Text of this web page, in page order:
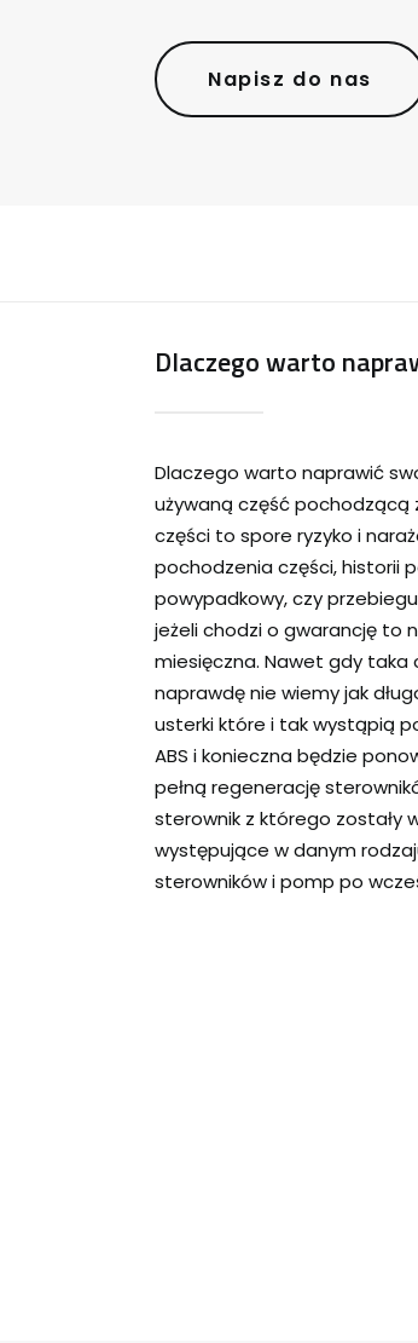
Napisz do nas
Dlaczego warto
Dlaczego warto naprawić
używaną część pochodzącą
części to spore ryzyko i
pochodzenia części, historii
powypadkowy, czy
jeżeli chodzi o gwarancję to
miesięczna. Nawet gdy
naprawdę nie wiemy jak
usterki które i tak wystąpią
ABS i konieczna będzie
pełną regenerację
sterownik z którego zostały
występujące w danym
sterowników i pomp po